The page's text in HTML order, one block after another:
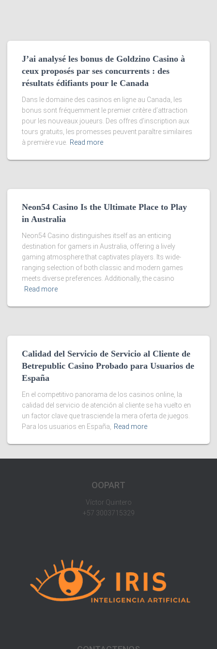
J’ai analysé les bonus de Goldzino Casino à
ceux proposés par ses concurrents : des
résultats édifiants pour le Canada
Dans le domaine des casinos en ligne au Canada, les
bonus sont fréquemment le premier critère d’attraction
pour les nouveaux joueurs. Des offres d’inscription aux
tours gratuits, les promesses peuvent paraître similaires
à première vue.
Read more
Neon54 Casino Is the Ultimate Place to Play
in Australia
Neon54 Casino distinguishes itself as an enticing
destination for gamers in Australia, offering a lively
gaming atmosphere that captivates players. Its wide-
ranging selection of both classic and modern games
meets diverse preferences. Additionally, the casino
Read more
Calidad del Servicio de Servicio al Cliente de
Betrepublic Casino Probado para Usuarios de
España
En el competitivo panorama de los casinos online, la
calidad del servicio de atención al cliente se ha vuelto en
un factor clave que trasciende la mera oferta de juegos.
Para los usuarios en España,
Read more
OOPART
Víctor Quintero
+57 3003715329